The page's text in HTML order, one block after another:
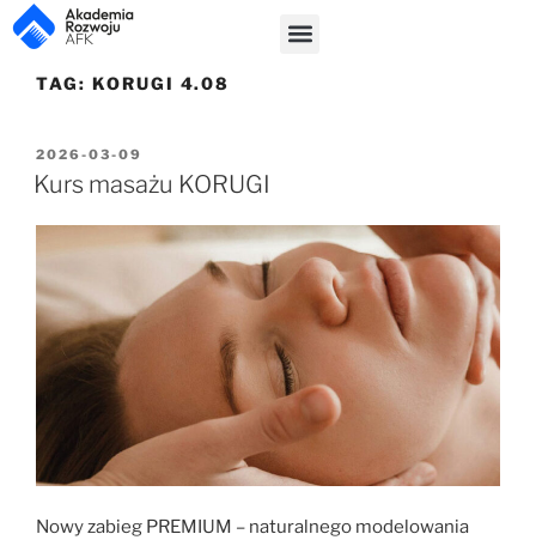
TAG: KORUGI 4.08
2026-03-09
Kurs masażu KORUGI
Nowy zabieg PREMIUM – naturalnego modelowania